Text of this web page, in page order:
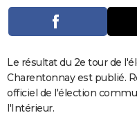
Dictionnaire
Biographies
Expressions
Proverbes
PROGRAMME TV
S'inscrire
Se connecter
Lycées
Collèges
Primaires
Universités
Entreprises
Service militaire
Avis de recherche
AVIS DE DÉCÈS
Le résultat du 2e tour de
Charentonnay est publié.
officiel de l'élection
l'Intérieur.